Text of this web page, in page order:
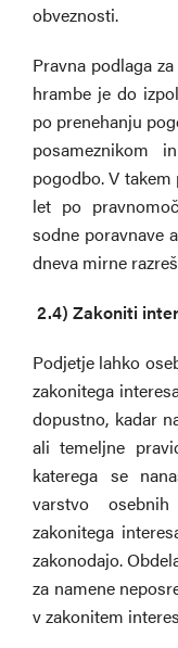
obveznosti.
Pravna podlaga
hrambe je do
po prenehanju
posameznikom
pogodbo. V
let po
sodne poravnave
dneva mirne
2.4) Zakoniti
Podjetje lahko
zakonitega
dopustno, kadar
ali temeljne
katerega se
varstvo
zakonitega
zakonodajo.
za namene
v zakonitem